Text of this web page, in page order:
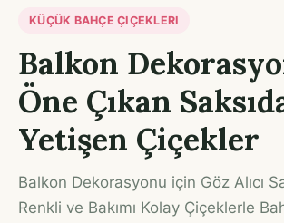
KÜÇÜK BAHÇE ÇIÇEKLERI
Balkon
Öne Çıkan
Yetişen Çiçekler
Balkon Dekorasyonu için Göz Alıcı
Renkli ve Bakımı Kolay Çiçeklerle